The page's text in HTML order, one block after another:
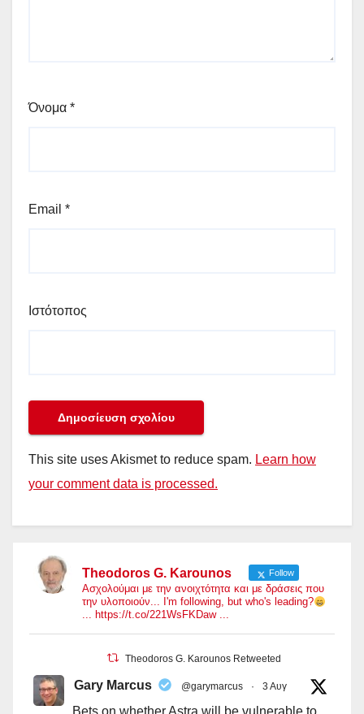
Όνομα *
Email *
Ιστότοπος
This site uses Akismet to reduce spam. Learn how
your comment data is processed.
Theodoros G. Karounos Follow
Ασχολούμαι με την ανοιχτότητα και με δράσεις που
την υλοποιούν... I'm following, but who's leading?
... https://t.co/221WsFKDaw ...
Theodoros G. Karounos Retweeted
Gary Marcus @garymarcus · 3 Αυγ